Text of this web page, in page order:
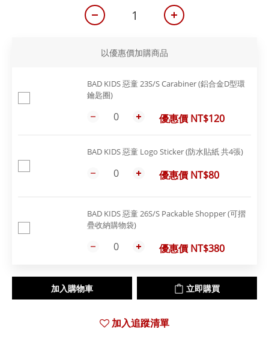
以優惠價加購商品
BAD KIDS 惡童 23S/S Carabiner (鋁合金D型環
鑰匙圈)
優惠價 NT$120
BAD KIDS 惡童 Logo Sticker (防水貼紙 共4張)
優惠價 NT$80
BAD KIDS 惡童 26S/S Packable Shopper (可摺
疊收納購物袋)
優惠價 NT$380
加入購物車 立即購買
加入追蹤清單